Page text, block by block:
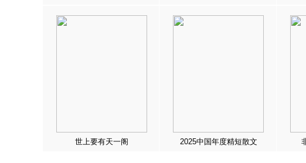
世上要有天一阁 2025中国年度精短散文